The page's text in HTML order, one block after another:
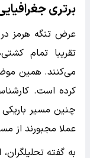
برتری
تقریبا تمام
می‌کنند. همین
کرده است.
چنین مسیر
عملا مجبورند از
به گفته